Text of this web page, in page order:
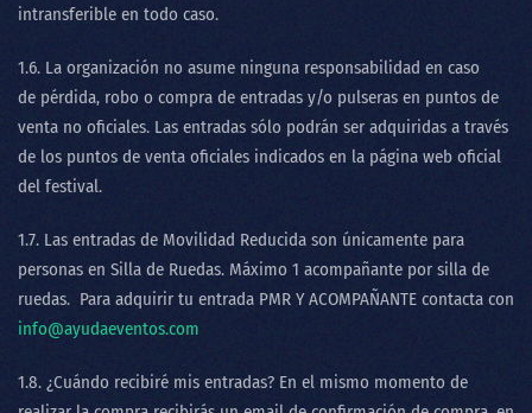
intransferible en todo caso.
1.6. La organización no asume ninguna responsabilidad en caso
de pérdida, robo o compra de entradas y/o pulseras en puntos de
venta no oficiales. Las entradas sólo podrán ser adquiridas a través
de los puntos de venta oficiales indicados en la página web oficial
del festival.
1.7. Las entradas de Movilidad Reducida son únicamente para
personas en Silla de Ruedas. Máximo 1 acompañante por silla de
ruedas. Para adquirir tu entrada PMR Y ACOMPAÑANTE contacta con
info@ayudaeventos.com
1.8. ¿Cuándo recibiré mis entradas? En el mismo momento de